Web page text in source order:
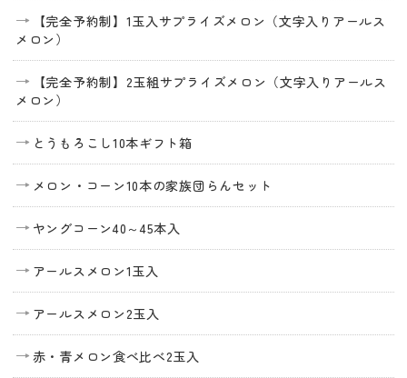
【完全予約制】1玉入サプライズメロン（文字入りアールス
メロン）
【完全予約制】2玉組サプライズメロン（文字入りアールス
メロン）
とうもろこし10本ギフト箱
メロン・コーン10本の家族団らんセット
ヤングコーン40～45本入
アールスメロン1玉入
アールスメロン2玉入
赤・青メロン食べ比べ2玉入